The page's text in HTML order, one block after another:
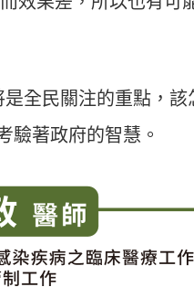
全民關注的重點，
驗著政府的智慧。